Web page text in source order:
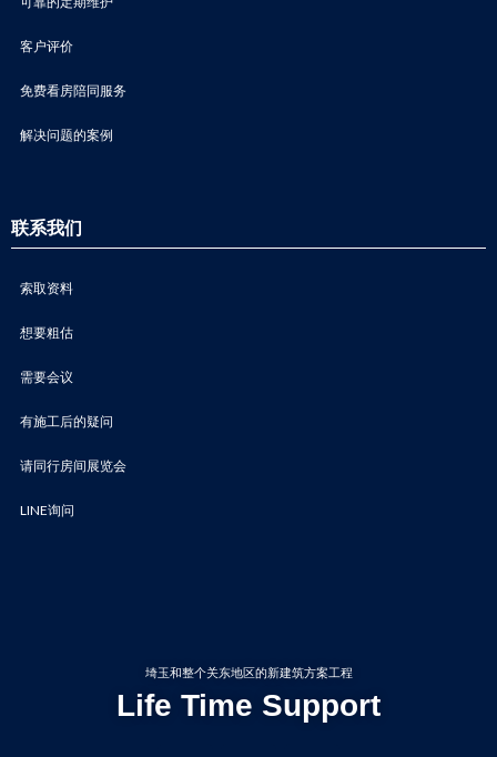
客户评价
免费看房陪同服务
解决问题的案例
联系我们
索取资料
想要粗估
需要会议
有施工后的疑问
请同行房间展览会
LINE询问
埼玉和整个关东地区的新建筑方案工程
Life Time Support